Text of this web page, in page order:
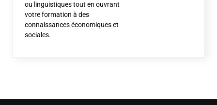
ou linguistiques tout en ouvrant
votre formation à des
connaissances économiques et
sociales.